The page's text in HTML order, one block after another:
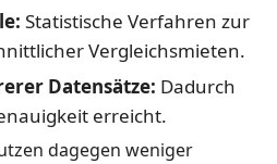
Statistische Verfahren zur
Vergleichsmieten.
Datensätze: Dadurch
erreicht.
dagegen weniger